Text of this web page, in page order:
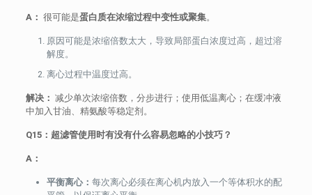
A： 很可能是蛋白质在浓缩过程中变性或聚集。
原因可能是浓缩倍数太大，导致局部蛋白浓度过高，超过溶
解度。
离心过程中温度过高。
解决： 减少单次浓缩倍数，分步进行；使用低温离心；在缓冲液
中加入甘油、精氨酸等稳定剂。
Q15：超滤管使用时有没有什么容易忽略的小技巧？
A：
平衡离心： 每次离心必须在离心机内放入一个等体积水的配